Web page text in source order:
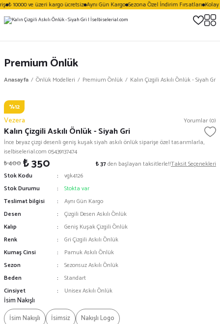
₺ 10000 ve üzeri kargo ücretsiz Aynı Gün Kargo Sezona Özel İndirim Fırsatları Kolay
Premium Önlük
Anasayfa Önlük Modelleri Premium Önlük Kalın Çizgili Askılı Önlük - Siyah Gri
%12
Vezera Yorumlar (0)
Kalın Çizgili Askılı Önlük - Siyah Gri
İnce beyaz çizgi desenli geniş kuşak siyah askılı önlük siparişe özel tasarımlarla,
iselbiselerial.com 05439137474
₺ 400₺ 350 ₺ 37den başlayan taksitlerle!!Taksit Seçenekleri
Stok Kodu
vgk4126
Stok Durumu
Stokta var
Teslimat bilgisi
Aynı Gün Kargo
Desen
Çizgili Desen Askılı Önlük
Kalıp
Geniş Kuşak Çizgili Önlük
Renk
Gri Çizgili Askılı Önlük
Kumaş Cinsi
Pamuk Askılı Önlük
Sezon
Sezonsuz Askılı Önlük
Beden
Standart
Cinsiyet
Unisex Askılı Önlük
İsim Nakışlı
İsim Nakışlı
İsimsiz Nakışlı Logo